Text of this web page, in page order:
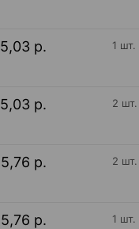
5,03 р. 1 шт.
5,03 р. 2 шт.
5,76 р. 2 шт.
5,76 р. 1 шт.